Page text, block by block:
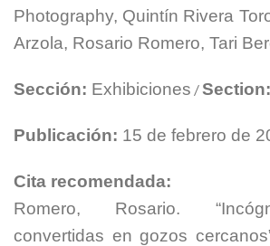
Photography, Quintín Rivera
Arzola, Rosario Romero, Tari
Sección: Exhibiciones /Section:
Publicación: 15 de febrero de
Cita recomendada:
Romero, Rosario.
convertidas en gozos